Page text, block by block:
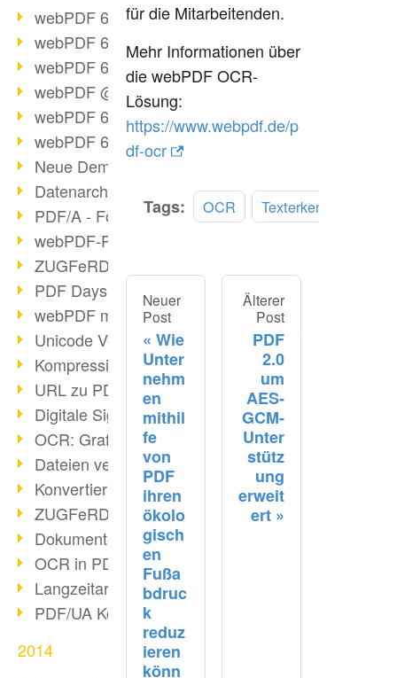
webPDF 6.0 als VM
webPDF 6.0 Video-Serie (Übersicht)
webPDF 6.0 Video-Serie (Folge 2)
webPDF @ DOAG 2015
webPDF 6.0 Video-Serie (Folge 1)
webPDF 6.0 am Start
Neue Demo-Version online
Datenarchivierung aus SAP
PDF/A - Format der Zukunft (1)
webPDF-Portal Preview
ZUGFeRD als Standard
PDF Days Europe in Köln
webPDF meets tools 2015
Unicode Version 8.0 erschienen
Kompression bei Scans
URL zu PDF via webPDF
Digitale Signatur mit webPDF
OCR: Grafik zu PDF
Dateien verbinden
Konvertierung über 100 Formate
ZUGFeRD & GoBD
Dokumente konform konvertieren
OCR in PDF
Langzeitarchivierung SAP
PDF/UA Kommunikation
2014
für die Mitarbeitenden.
Mehr Informationen über
die webPDF OCR-
Lösung:
https://www.webpdf.de/p
df-ocr
Tags: OCR Texterkennung
Neuer
Post
Wie
Unter
nehm
en
mithil
fe
von
PDF
ihren
ökolo
gisch
en
Fußa
bdruc
k
reduz
ieren
könn
Älterer
Post
PDF
2.0
um
AES-
GCM-
Unter
stütz
ung
erweit
ert